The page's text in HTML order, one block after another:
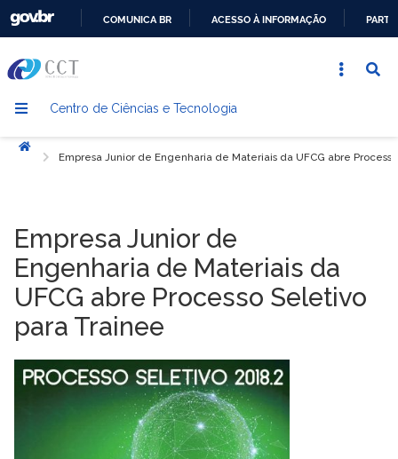
CONTEÚDO
COMUNICA BR ACESSO À INFORMAÇÃO
Centro de Ciências e Tecnologia
Início
Empresa Junior de Engenharia de Materiais da UFCG abre
Empresa Junior de
Engenharia de Materiais da
UFCG abre Processo Seletivo
para Trainee